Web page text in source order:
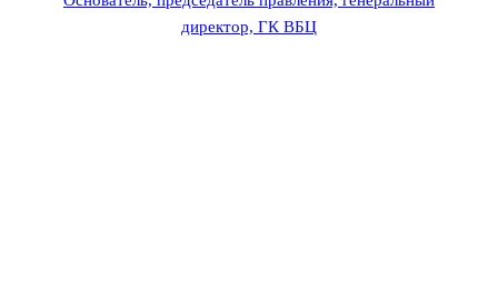
директор, ГК ВБЦ